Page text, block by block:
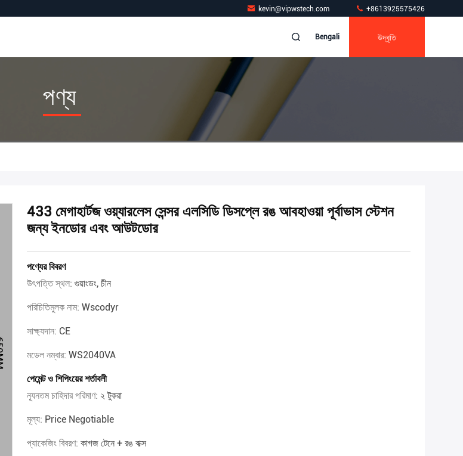
kevin@vipwstech.com +8613925575426
Bengali উদ্ধৃতি
পণ্য
433 মেগাহার্টজ ওয়্যারলেস সেন্সর এলসিডি ডিসপ্লে রঙ আবহাওয়া পূর্বাভাস স্টেশন
জন্য ইনডোর এবং আউটডোর
পণ্যের বিবরণ
উৎপত্তি স্থল: গুয়াংডং, চীন
পরিচিতিমুলক নাম: Wscodyr
সাক্ষ্যদান: CE
মডেল নম্বার: WS2040VA
পেমেন্ট ও শিপিংয়ের শর্তাবলী
ন্যূনতম চাহিদার পরিমাণ: ২ টুকরা
মূল্য: Price Negotiable
প্যাকেজিং বিবরণ: কাগজ টেনে + রঙ বাক্স